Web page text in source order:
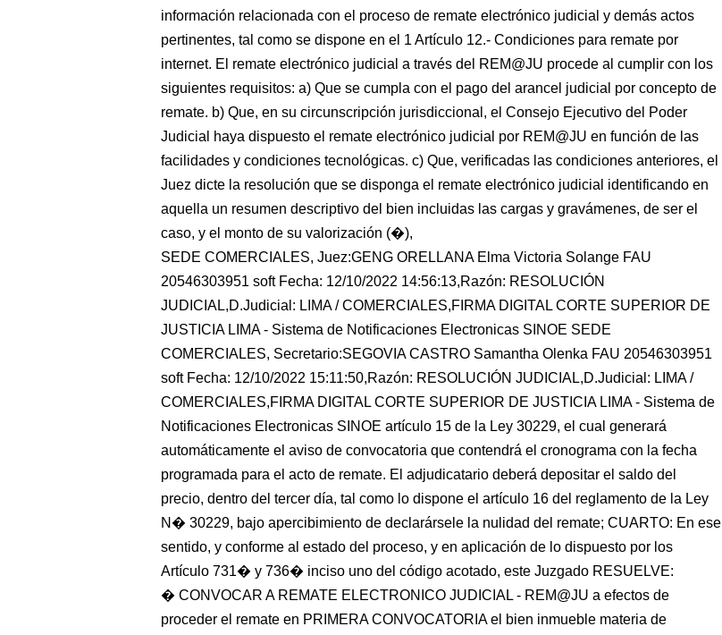
información relacionada con el proceso de remate electrónico judicial y demás actos
pertinentes, tal como se dispone en el 1 Artículo 12.- Condiciones para remate por
internet. El remate electrónico judicial a través del REM@JU procede al cumplir con los
siguientes requisitos: a) Que se cumpla con el pago del arancel judicial por concepto de
remate. b) Que, en su circunscripción jurisdiccional, el Consejo Ejecutivo del Poder
Judicial haya dispuesto el remate electrónico judicial por REM@JU en función de las
facilidades y condiciones tecnológicas. c) Que, verificadas las condiciones anteriores, el
Juez dicte la resolución que se disponga el remate electrónico judicial identificando en
aquella un resumen descriptivo del bien incluidas las cargas y gravámenes, de ser el
caso, y el monto de su valorización (�),
SEDE COMERCIALES, Juez:GENG ORELLANA Elma Victoria Solange FAU
20546303951 soft Fecha: 12/10/2022 14:56:13,Razón: RESOLUCIÓN
JUDICIAL,D.Judicial: LIMA / COMERCIALES,FIRMA DIGITAL CORTE SUPERIOR DE
JUSTICIA LIMA - Sistema de Notificaciones Electronicas SINOE SEDE
COMERCIALES, Secretario:SEGOVIA CASTRO Samantha Olenka FAU 20546303951
soft Fecha: 12/10/2022 15:11:50,Razón: RESOLUCIÓN JUDICIAL,D.Judicial: LIMA /
COMERCIALES,FIRMA DIGITAL CORTE SUPERIOR DE JUSTICIA LIMA - Sistema de
Notificaciones Electronicas SINOE artículo 15 de la Ley 30229, el cual generará
automáticamente el aviso de convocatoria que contendrá el cronograma con la fecha
programada para el acto de remate. El adjudicatario deberá depositar el saldo del
precio, dentro del tercer día, tal como lo dispone el artículo 16 del reglamento de la Ley
N� 30229, bajo apercibimiento de declarársele la nulidad del remate; CUARTO: En ese
sentido, y conforme al estado del proceso, y en aplicación de lo dispuesto por los
Artículo 731� y 736� inciso uno del código acotado, este Juzgado RESUELVE:
� CONVOCAR A REMATE ELECTRONICO JUDICIAL - REM@JU a efectos de
proceder el remate en PRIMERA CONVOCATORIA el bien inmueble materia de